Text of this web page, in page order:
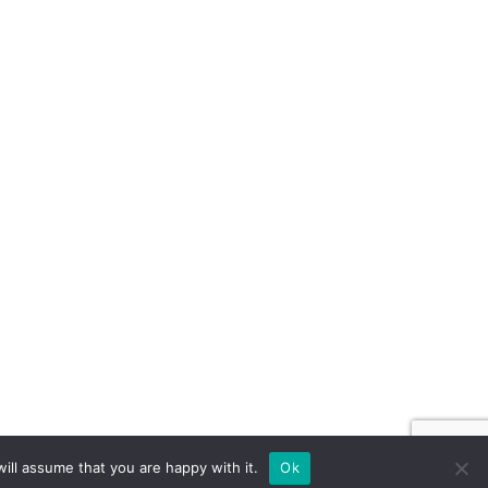
assume that you are happy with it. Ok